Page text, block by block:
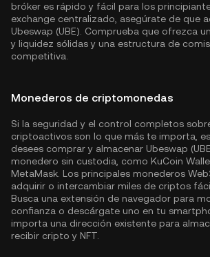
bróker es rápido y fácil para los
exchange centralizado, asegúrate de que
Ubeswap (UBE). Comprueba que ofrezca
y liquidez sólidas y una estructura de
competitiva.
Monederos de criptomonedas
Si la seguridad y el control completos
criptoactivos son lo que más te importa,
desees comprar y almacenar Ubeswap
monedero sin custodia, como KuCoin
MetaMask. Los principales monederos
adquirir o intercambiar miles de criptos
Busca una extensión de navegador para
confianza o descárgate uno en tu
importa una dirección existente para
recibir cripto y NFT.